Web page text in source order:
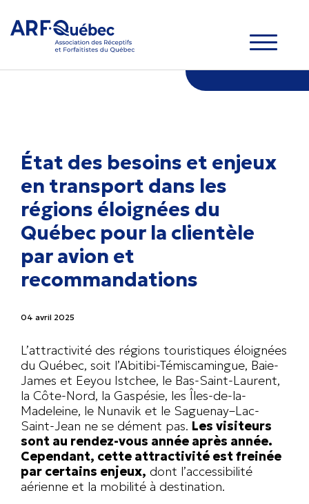
État des besoins et enjeux
en transport dans les
régions éloignées du
Québec pour la clientèle
par avion et
recommandations
04 avril 2025
L’attractivité des régions touristiques éloignées
du Québec, soit l’Abitibi-Témiscamingue, Baie-
James et Eeyou Istchee, le Bas-Saint-Laurent,
la Côte-Nord, la Gaspésie, les Îles-de-la-
Madeleine, le Nunavik et le Saguenay–Lac-
Saint-Jean ne se dément pas. Les visiteurs
sont au rendez-vous année après année.
Cependant, cette attractivité est freinée
par certains enjeux, dont l’accessibilité
aérienne et la mobilité à destination.